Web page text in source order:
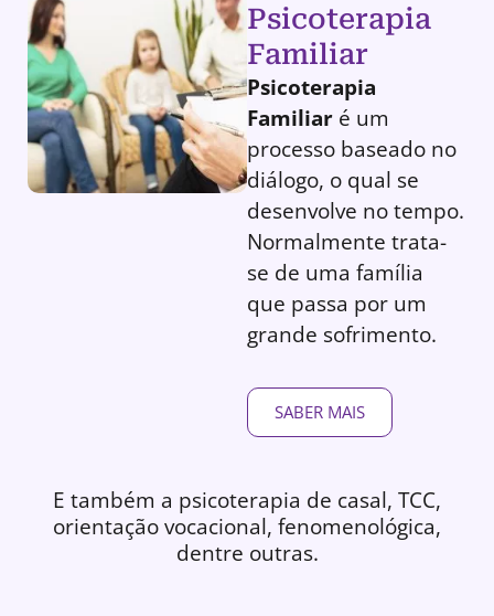
Psicoterapia
Familiar
Psicoterapia
Familiar é um
processo baseado no
diálogo, o qual se
desenvolve no tempo.
Normalmente trata-
se de uma família
que passa por um
grande sofrimento.
SABER MAIS
E também a psicoterapia de casal, TCC,
orientação vocacional, fenomenológica,
dentre outras.